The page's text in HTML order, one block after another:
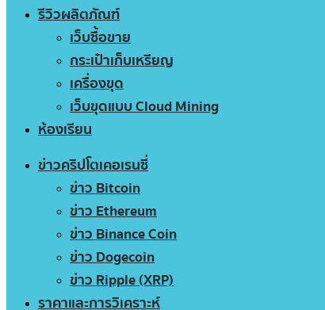
รีวิวผลิตภัณฑ์
เว็บซื้อขาย
กระเป๋าเก็บเหรียญ
เครื่องขุด
เว็บขุดแบบ Cloud Mining
ห้องเรียน
ข่าวคริปโตเคอเรนซี่
ข่าว Bitcoin
ข่าว Ethereum
ข่าว Binance Coin
ข่าว Dogecoin
ข่าว Ripple (XRP)
ราคาและการวิเคราะห์